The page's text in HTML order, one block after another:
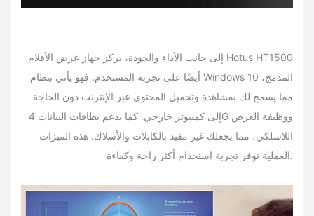
إلى جانب الأداء والجودة، يركز جهاز عرض الأفلام Hotus HT1500
أيضًا على تجربة المستخدم. فهو يأتي بنظام Windows 10 المدمج،
مما يسمح لك بمشاهدة وتحميل المحتوى عبر الإنترنت دون الحاجة
إلى كمبيوتر خارجي. كما يدعم بطاقات البيانات 4G ووظيفة العرض
اللاسلكي، مما يجعلك غير مقيد بالكابلات والأسلاك. هذه الميزات
العملية توفر تجربة استخدام أكثر راحة وكفاءة.